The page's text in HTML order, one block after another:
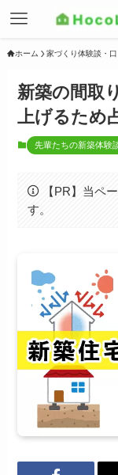
ホーム 家づくり体験談・口
新築の間取
上げるため
先輩たちの新築体験
【PR】当ペ
す。